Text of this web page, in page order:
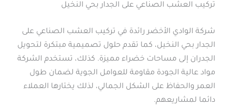
تركيب العشب الصناعي على الجدار بحي النخيل
شركة الوادي الأخضر رائدة في تركيب العشب الصناعي على
الجدار بحي النخيل، كما تقدم حلول تصميمية مبتكرة لتحويل
الجدران إلى مساحات خضراء مميزة. كذلك، تستخدم الشركة
مواد عالية الجودة مقاومة للعوامل الجوية لضمان طول
العمر والحفاظ على الشكل الجمالي، لذلك يختارها العملاء
دائما لمشاريعهم.